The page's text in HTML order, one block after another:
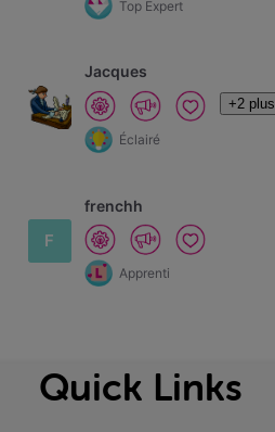
Top Expert
Jacques
+2 plus
Éclairé
F
frenchh
Apprenti
Quick Links